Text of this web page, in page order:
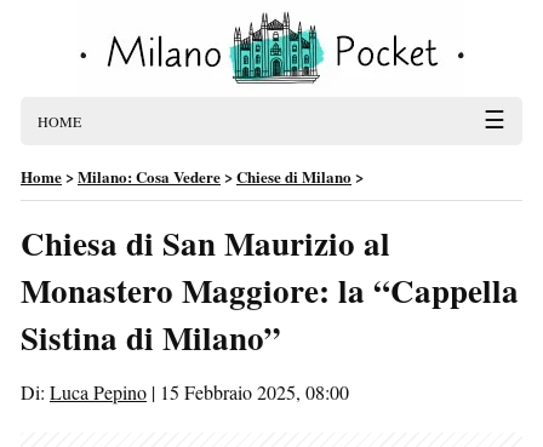
HOME ☰
Home>Milano: Cosa Vedere>Chiese di Milano >
Chiesa di San Maurizio al
Monastero Maggiore: la “Cappella
Sistina di Milano”
Di: Luca Pepino | 15 Febbraio 2025, 08:00